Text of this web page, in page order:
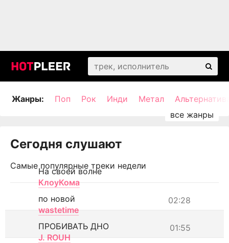
Жанры: Поп Рок Инди Метал
Сегодня слушают
Самые популярные треки недели
На своей волне
КлоуКома
02:28
по новой
wastetime
01:55
ПРОБИВАТЬ ДНО
J. ROUH